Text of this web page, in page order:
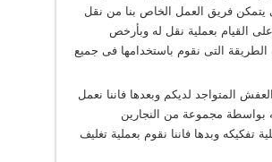
فريق العمل الخاص بنا من نقل
القيام بعملية نقل له وبأرخص
الطريقة التى نقوم باستخدامها فى جميع
المتواجد لديكم وبعدها فاننا نعمل
مجموعة من النجارين
تفكيكه وبدها فاننا نقوم بعملية تغليف